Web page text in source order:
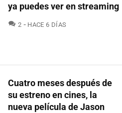
ya puedes ver en streaming
2 COMENTARIOS
HACE 6 DÍAS
Cuatro meses después de
su estreno en cines, la
nueva película de Jason